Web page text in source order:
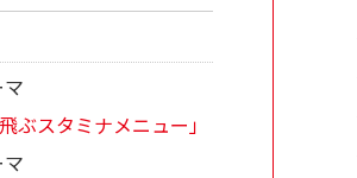
ぶスタミナメニュー」